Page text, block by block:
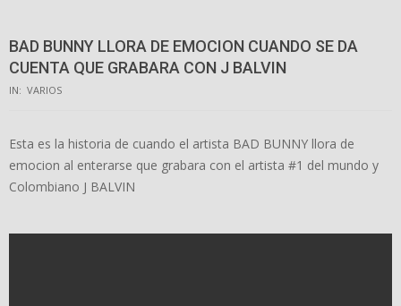
BAD BUNNY LLORA DE EMOCION CUANDO SE DA
CUENTA QUE GRABARA CON J BALVIN
IN: VARIOS
Esta es la historia de cuando el artista BAD BUNNY llora de
emocion al enterarse que grabara con el artista #1 del mundo y
Colombiano J BALVIN